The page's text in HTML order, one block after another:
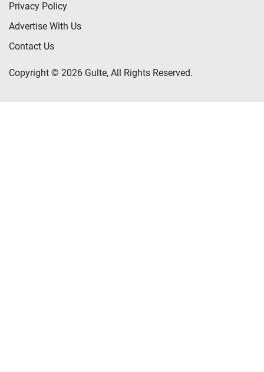
Privacy Policy
Advertise With Us
Contact Us
Copyright © 2026 Gulte, All Rights Reserved.